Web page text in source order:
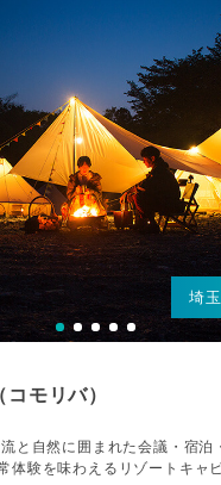
埼
モリバ）
と自然に囲まれた会議・宿泊
体験を味わえるリゾートキャビ